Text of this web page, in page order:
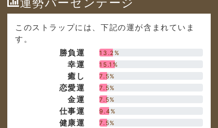
癒し 7.5%
金運 7.5%
健康運 7.5%
成功運 9.4%
対人関係 7.5%
才能の開花 7.5%
お守り 7.5%